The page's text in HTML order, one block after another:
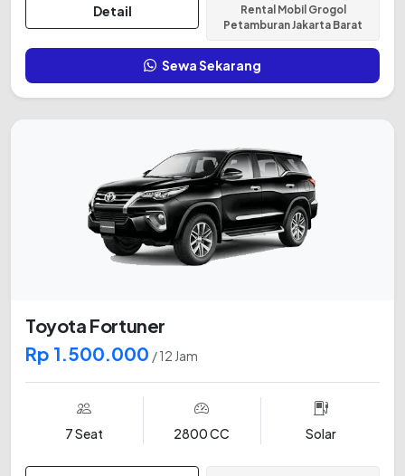
Detail
Rental Mobil Grogol
Petamburan Jakarta Barat
Sewa Sekarang
Toyota Fortuner
Rp 1.500.000 / 12 Jam
7 Seat 2800 CC Solar